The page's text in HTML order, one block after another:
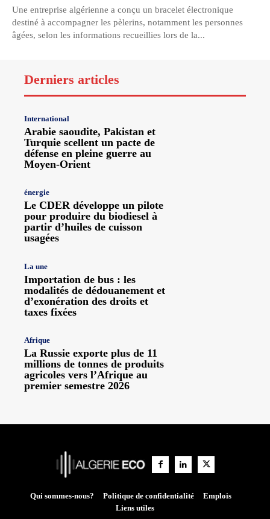
Une entreprise algérienne a conçu un bracelet électronique
destiné à accompagner les pèlerins, notamment les personnes
âgées, selon les informations recueillies lors de la...
Derniers articles
International
Arabie saoudite, Pakistan et
Turquie scellent un pacte de
défense en pleine guerre au
Moyen-Orient
énergie
Le CDER développe un pilote
pour produire du biodiesel à
partir d’huiles de cuisson
usagées
La une
Importation de bus : les
modalités de dédouanement et
d’exonération des droits et
taxes fixées
Afrique
La Russie exporte plus de 11
millions de tonnes de produits
agricoles vers l’Afrique au
premier semestre 2026
Qui sommes-nous? Politique de confidentialité
Emplois
Liens utiles